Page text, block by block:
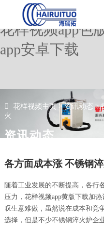
花样视频,花样
花样视频app色
app安卓下载
花样视频主页>资讯动态 >
火
资讯动态
各方面成本涨 不锈钢
随着工业发展的不断提高，各
压力，花样视频app黄版下载
叹生意难做，虽然说在成本和竞
选择，但是不少不锈钢淬火炉企